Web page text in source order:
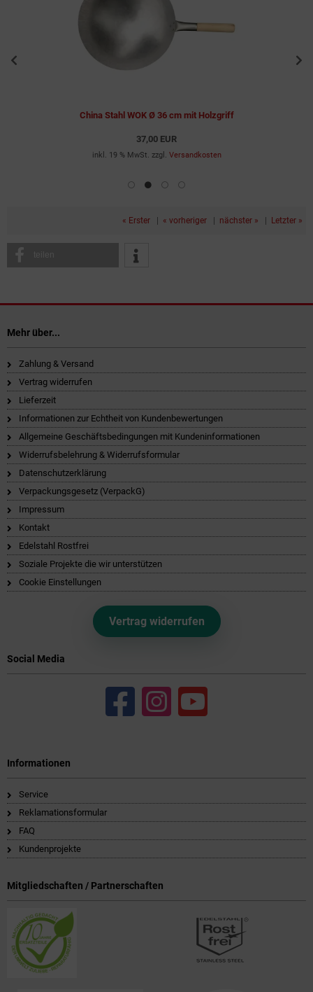
China Stahl WOK Ø 36 cm mit Holzgriff
37,00 EUR
inkl. 19 % MwSt. zzgl. Versandkosten
« Erster | « vorheriger | nächster » | Letzter »
teilen
Mehr über...
Zahlung & Versand
Vertrag widerrufen
Lieferzeit
Informationen zur Echtheit von Kundenbewertungen
Allgemeine Geschäftsbedingungen mit Kundeninformationen
Widerrufsbelehrung & Widerrufsformular
Datenschutzerklärung
Verpackungsgesetz (VerpackG)
Impressum
Kontakt
Edelstahl Rostfrei
Soziale Projekte die wir unterstützen
Cookie Einstellungen
Vertrag widerrufen
Social Media
Informationen
Service
Reklamationsformular
FAQ
Kundenprojekte
Mitgliedschaften / Partnerschaften